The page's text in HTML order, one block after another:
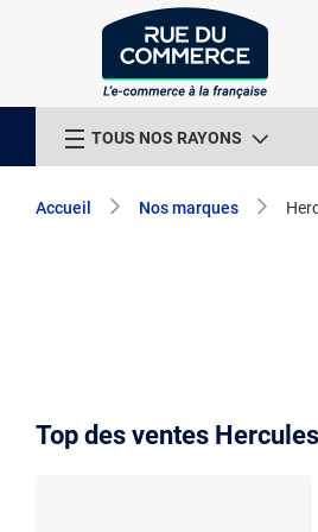
TOUS NOS RAYONS
Accueil Nos marques
Top des ventes Hercules